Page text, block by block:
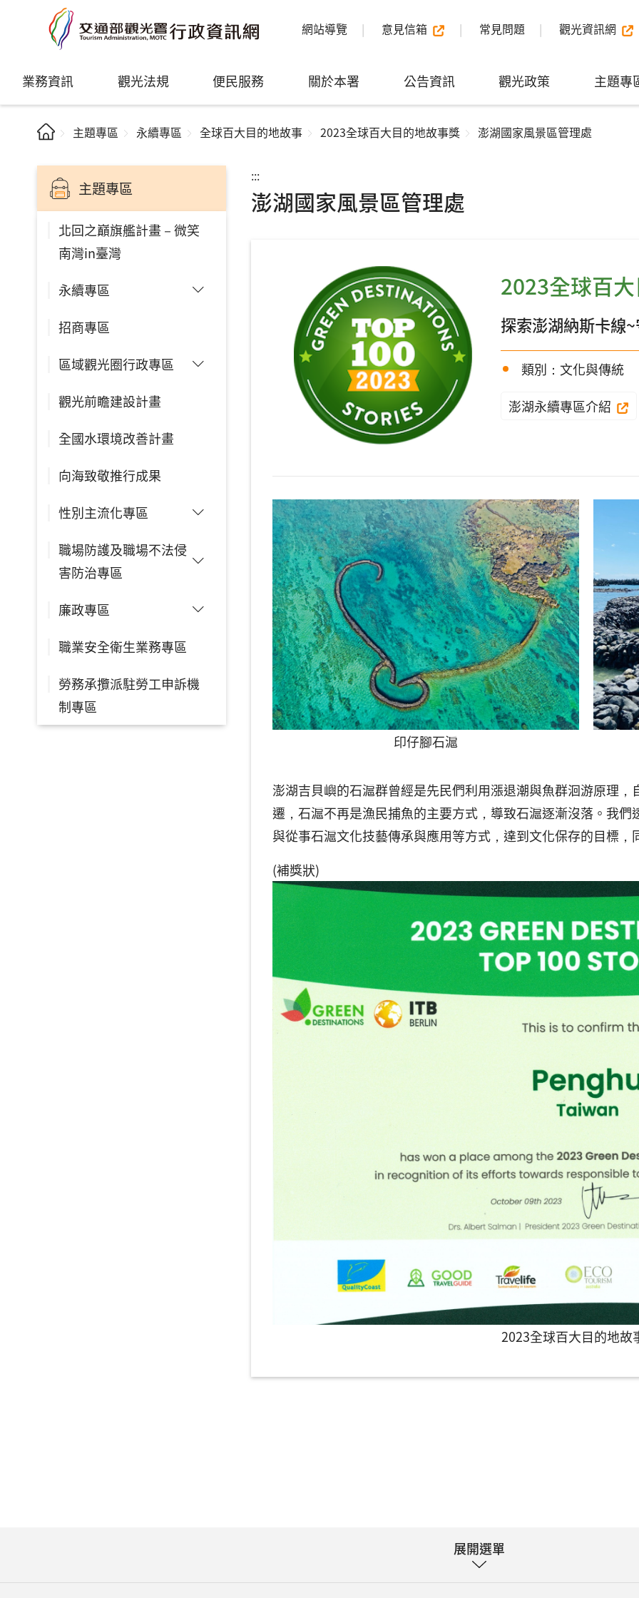
網站導覽 意見信箱 常見問題 觀光資訊網
業務資訊 觀光法規 便民服務 關於本署 公告資訊 觀光政策 主題專
主題專區 永續專區 全球百大目的地故事 2023全球百大目的地故事獎 澎湖國家風景區管理處
主題專區
北回之巔旗艦計畫－微笑
南灣in臺灣
永續專區
招商專區
區域觀光圈行政專區
觀光前瞻建設計畫
全國水環境改善計畫
向海致敬推行成果
性別主流化專區
職場防護及職場不法侵
害防治專區
廉政專區
職業安全衛生業務專區
勞務承攬派駐勞工申訴機
制專區
:::
澎湖國家風景區管理處
2023全球百
探索澎湖納斯卡線
類別：文化與傳統
澎湖永續專區介紹
印仔腳石滬
澎湖吉貝嶼的石滬群曾經是先民們利用漲退潮與魚群洄游原理
遷，石滬不再是漁民捕魚的主要方式，導致石滬逐漸沒落。我
與從事石滬文化技藝傳承與應用等方式，達到文化保存的目標
(補獎狀)
2023全球百大目的地故
展開選單